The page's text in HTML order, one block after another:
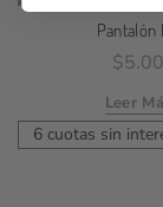
Pantalón
$5.00
Leer
6 cuotas sin